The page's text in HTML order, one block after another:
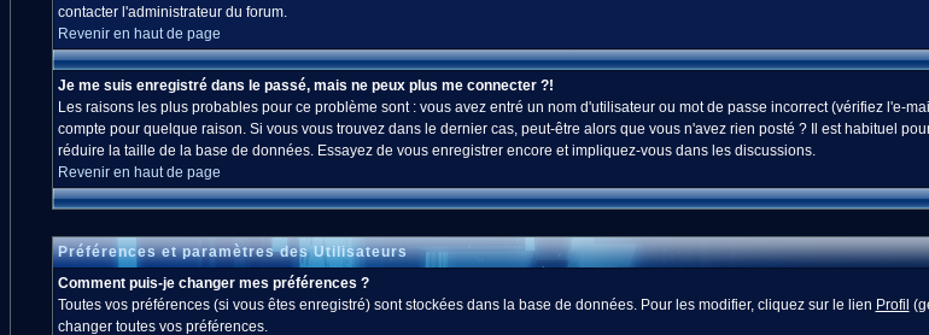
contacter l'administrateur du forum.
Revenir en haut de page
Je me suis enregistré dans le passé, mais ne peux plus me connecter ?!
Les raisons les plus probables pour ce problème sont : vous avez entré un nom d'utilisateur ou mot de passe incorrect (vérifiez l'e-
compte pour quelque raison. Si vous vous trouvez dans le dernier cas, peut-être alors que vous n'avez rien posté ? Il est habituel
réduire la taille de la base de données. Essayez de vous enregistrer encore et impliquez-vous dans les discussions.
Revenir en haut de page
Préférences et paramètres des Utilisateurs
Comment puis-je changer mes préférences ?
Toutes vos préférences (si vous êtes enregistré) sont stockées dans la base de données. Pour les modifier, cliquez sur le lien Profil
changer toutes vos préférences.